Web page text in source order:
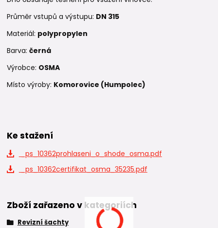
Průměr vstupů a výstupu: DN 315
Materiál: polypropylen
Barva: černá
Výrobce: OSMA
Místo výroby: Komorovice (Humpolec)
Ke stažení
_ps_10362prohlaseni_o_shode_osma.pdf
_ps_10362certifikat_osma_35235.pdf
Zboží zařazeno v kategoriích
Revizní šachty